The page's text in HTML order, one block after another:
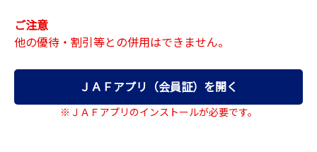
ご注意
他の優待・割引等との併用はできません。
ＪＡＦアプリ（会員証）を開く
※ＪＡＦアプリのインストールが必要です。